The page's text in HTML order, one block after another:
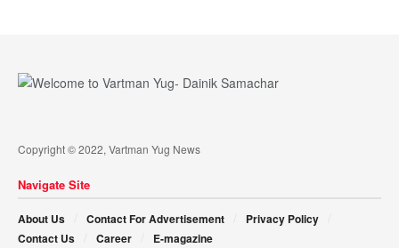
Copyright © 2022, Vartman Yug News
Navigate Site
About Us Contact For Advertisement
Privacy Policy
Contact Us
Career E-magazine